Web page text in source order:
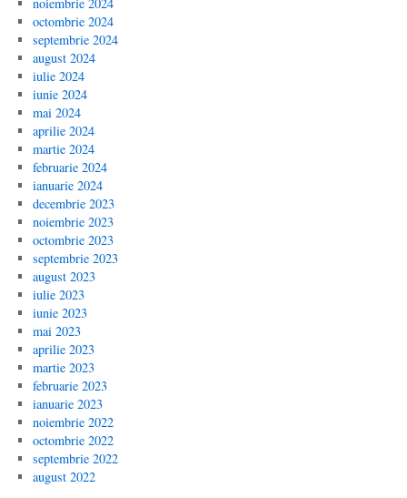
octombrie 2024
septembrie 2024
august 2024
iulie 2024
iunie 2024
mai 2024
aprilie 2024
martie 2024
februarie 2024
ianuarie 2024
decembrie 2023
noiembrie 2023
octombrie 2023
septembrie 2023
august 2023
iulie 2023
iunie 2023
mai 2023
aprilie 2023
martie 2023
februarie 2023
ianuarie 2023
noiembrie 2022
octombrie 2022
septembrie 2022
august 2022